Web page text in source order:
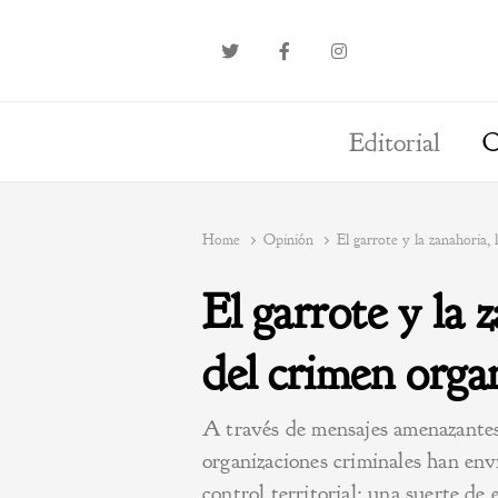
Editorial
Home Opinión El garrote y la zanahoria,
El garrote y la
del crimen
A través de mensajes
organizaciones criminales han